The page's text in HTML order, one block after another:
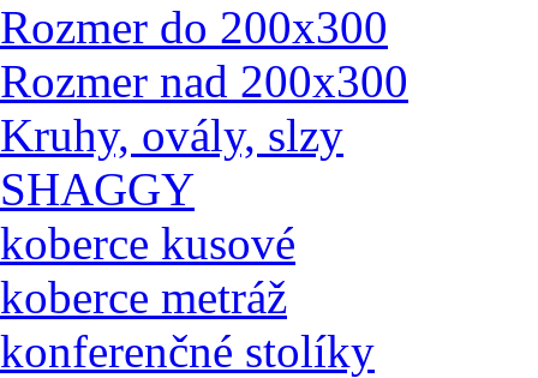
Rozmer do 200x300
Rozmer nad 200x300
Kruhy, ovály, slzy
SHAGGY
koberce kusové
koberce metráž
konferenčné stolíky